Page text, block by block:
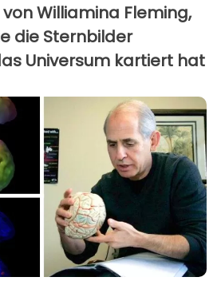
Williamina Fleming,
die Sternbilder
Universum kartiert hat